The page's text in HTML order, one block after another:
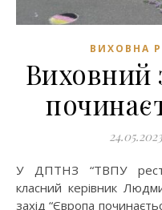
ВИХОВНА
Виховний
24.05.2023
У ДПТНЗ “ТВПУ ресторанного сервісу і торгівлі”
класний керівник
захід “Європа